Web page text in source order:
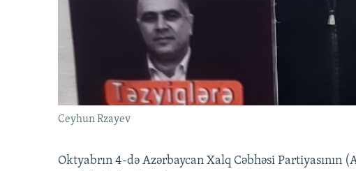
MATERIALLARIMIZDAN ISTIFADƏ
AZADLIQRADIOSU MOBIL TELEFONUNUZDA
BIZIMLƏ ƏLAQƏ
XƏBƏR BÜLLETENLƏRIMIZ
Ceyhun Rzayev
Oktyabrın 4-də Azərbaycan Xalq Cəbhəsi Partiyasının